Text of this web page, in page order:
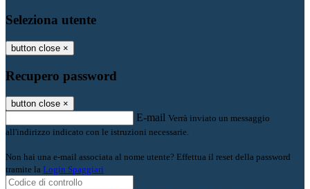
Seleziona utente
button close ×
Recupero password
button close ×
E-mail Verrà inviato un messaggio
all'indirizzo indicato con le istruzioni necessarie.
Non hai una e-mail associata al nome utente? Effettua il reset della password
tramite la Login Spaggiari